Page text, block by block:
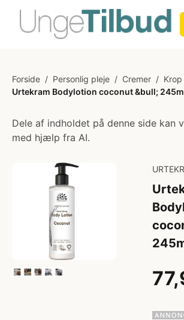
Forside / Personlig pleje / Cremer / Krop
Urtekram Bodylotion coconut &bull;
Dele af indholdet på denne side kan
med hjælp fra AI.